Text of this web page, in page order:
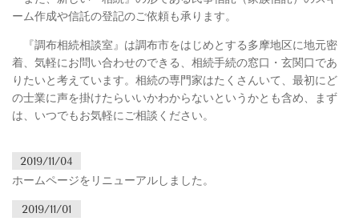
ーム作成や信託の登記のご依頼も承ります。
『調布相続相談室』は調布市をはじめとする多摩地区に地元密
着、気軽にお問い合わせのできる、相続手続の窓口・玄関口であ
りたいと考えています。相続の専門家はたくさんいて、最初にど
の士業に声を掛けたらいいかわからないというかとも含め、まず
は、いつでもお気軽にご相談ください。
2019/11/04
ホームページをリニューアルしました。
2019/11/01